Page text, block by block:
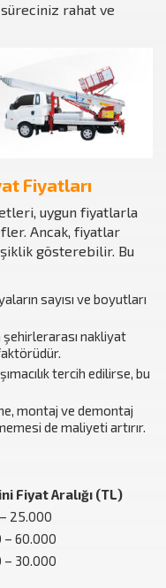
rahat ve
Fiyatları
uygun fiyatlarla
Ancak, fiyatlar
gösterebilir. Bu
sayısı ve boyutları
şehirlerarası nakliyat
tercih edilirse, bu
montaj ve demontaj
de maliyeti artırır.
Fiyat Aralığı (TL)
25.000
– 60.000
– 30.000